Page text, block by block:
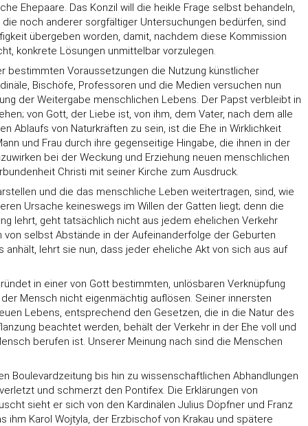
Ehepaare. Das Konzil will die heikle Frage selbst behandeln,
noch anderer sorgfältiger Untersuchungen bedürfen, sind
übergeben worden, damit, nachdem diese Kommission
konkrete Lösungen unmittelbar vorzulegen.
bestimmten Voraussetzungen die Nutzung künstlicher
Bischöfe, Professoren und die Medien versuchen nun
der Weitergabe menschlichen Lebens. Der Papst verbleibt in
von Gott, der Liebe ist, von ihm, dem Vater, nach dem alle
Ablaufs von Naturkräften zu sein, ist die Ehe in Wirklichkeit
und Frau durch ihre gegenseitige Hingabe, die ihnen in der
bei der Weckung und Erziehung neuen menschlichen
Christi mit seiner Kirche zum Ausdruck.
und die das menschliche Leben weitertragen, sind, wie
Ursache keineswegs im Willen der Gatten liegt; denn die
lehrt, geht tatsächlich nicht aus jedem ehelichen Verkehr
selbst Abstände in der Aufeinanderfolge der Geburten
lehrt sie nun, dass jeder eheliche Akt von sich aus auf
in einer von Gott bestimmten, unlösbaren Verknüpfung
Mensch nicht eigenmächtig auflösen. Seiner innersten
Lebens, entsprechend den Gesetzen, die in die Natur des
beachtet werden, behält der Verkehr in der Ehe voll und
berufen ist. Unserer Meinung nach sind die Menschen
Boulevardzeitung bis hin zu wissenschaftlichen Abhandlungen
und schmerzt den Pontifex. Die Erklärungen von
sieht er sich von den Kardinälen Julius Döpfner und Franz
Karol Wojtyla, der Erzbischof von Krakau und spätere